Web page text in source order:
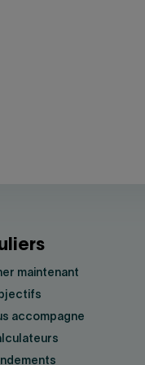
maintenant
accompagne